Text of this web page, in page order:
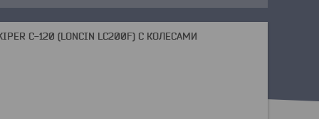
С-120 (LONCIN LC200F) С КОЛЕСАМИ